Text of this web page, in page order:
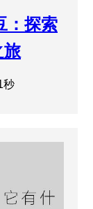
：探索
旅
秒